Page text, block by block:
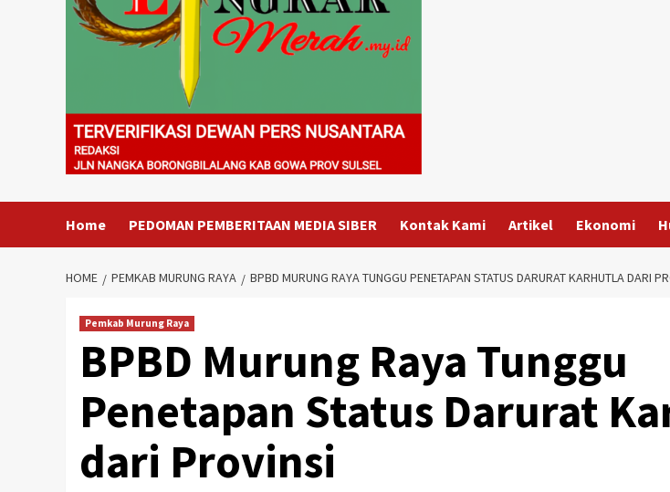
Home PEDOMAN PEMBERITAAN MEDIA SIBER Kontak Kami Artikel Ekonomi
HOME PEMKAB MURUNG RAYA BPBD MURUNG RAYA TUNGGU PENETAPAN STATUS DARURAT KARHUTLA DARI
Pemkab Murung Raya
BPBD Murung Raya Tunggu
Penetapan Status Darurat
dari Provinsi